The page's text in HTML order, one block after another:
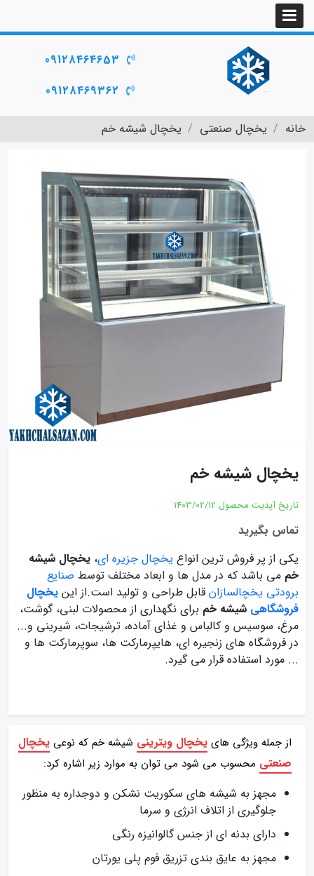
09128464653
09128469362
خانه یخچال صنعتی یخچال شیشه خم
یخچال شیشه خم
تاریخ آپدیت محصول 1403/02/12
تماس بگیرید
یکی از پر فروش ترین انواع یخچال جزیره ای، یخچال شیشه
خم می باشد که در مدل ها و ابعاد مختلف توسط صنایع
برودتی یخچالسازان قابل طراحی و تولید است.از این یخچال
فروشگاهی شیشه خم برای نگهداری از محصولات لبنی، گوشت،
مرغ، سوسیس و کالباس و غذای آماده، ترشیجات، شیرینی و...
در فروشگاه های زنجیره ای، هایپرمارکت ها، سوپرمارکت ها و
... مورد استفاده قرار می گیرد.
از جمله ویژگی های یخچال ویترینی شیشه خم که نوعی یخچال
صنعتی محسوب می شود می توان به موارد زیر اشاره کرد:
مجهز به شیشه های سکوریت نشکن و دوجداره به منظور
جلوگیری از اتلاف انرژی و سرما
دارای بدنه ای از جنس گالوانیزه رنگی
مجهز به عایق بندی تزریق فوم پلی یورتان